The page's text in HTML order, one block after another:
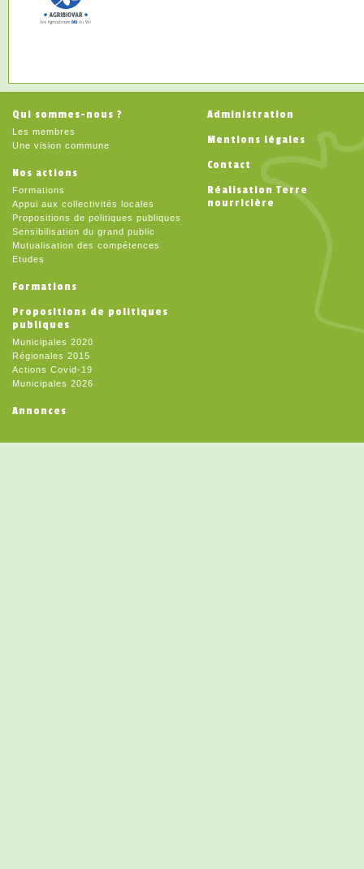
Qui sommes-nous ?
Les membres
Une vision commune
Nos actions
Formations
Appui aux collectivités locales
Propositions de politiques publiques
Sensibilisation du grand public
Mutualisation des compétences
Etudes
Formations
Propositions de politiques
publiques
Municipales 2020
Régionales 2015
Actions Covid-19
Municipales 2026
Annonces
Administration
Mentions légales
Contact
Réalisation Terre
nourricière